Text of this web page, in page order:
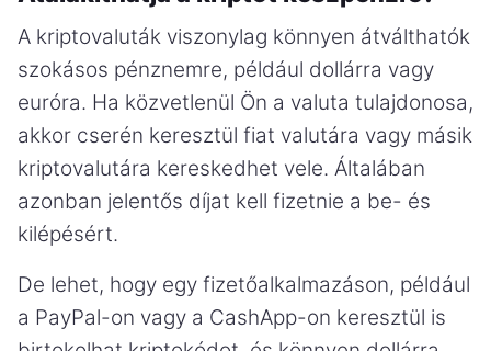
A kriptovaluták viszonylag könnyen átválthatók
szokásos pénznemre, például dollárra vagy
euróra. Ha közvetlenül Ön a valuta tulajdonosa,
akkor cserén keresztül fiat valutára vagy másik
kriptovalutára kereskedhet vele. Általában
azonban jelentős díjat kell fizetnie a be- és
kilépésért.
De lehet, hogy egy fizetőalkalmazáson, például
a PayPal-on vagy a CashApp-on keresztül is